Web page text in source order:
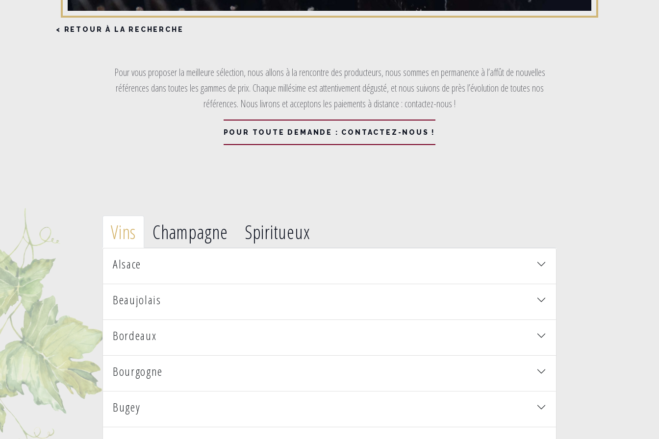
< RETOUR À LA RECHERCHE
Pour vous proposer la meilleure sélection, nous allons à la rencontre des producteurs, nous sommes en permanence à l’affût de nouvelles
références dans toutes les gammes de prix. Chaque millésime est attentivement dégusté, et nous suivons de près l’évolution de toutes nos
références. Nous livrons et acceptons les paiements à distance : contactez-nous !
POUR TOUTE DEMANDE : CONTACTEZ-NOUS !
Vins Champagne Spiritueux
Alsace
Beaujolais
Bordeaux
Bourgogne
Bugey